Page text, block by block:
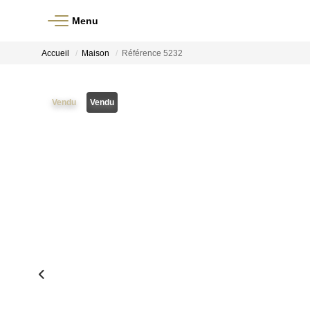
Menu
Accueil Maison Référence 5232
Vendu Vendu